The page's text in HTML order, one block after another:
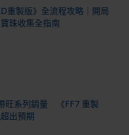
重製版》全流程攻略｜開局
珠收集全指南
旺系列銷量 《FF7 重製
出預期